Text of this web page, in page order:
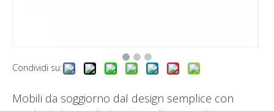
Condividi su:
Mobili da soggiorno dal design semplice con